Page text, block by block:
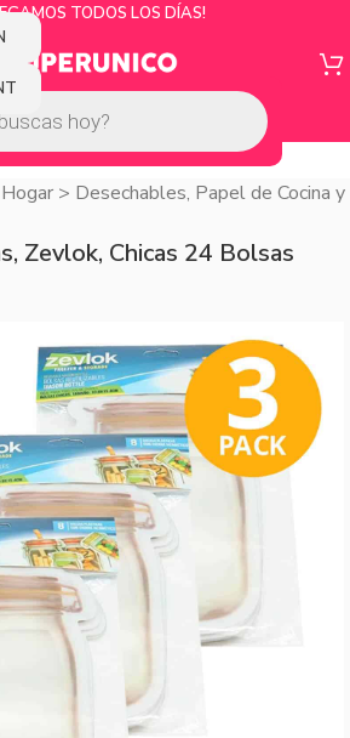
TODOS LOS DÍAS!
> Desechables, Papel de Cocina y
Zevlok, Chicas 24 Bolsas